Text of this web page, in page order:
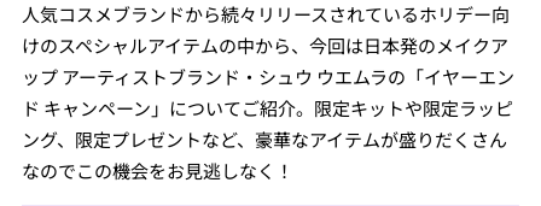
人気コスメブランドから続々リリースされているホリデー向
けのスペシャルアイテムの中から、今回は日本発のメイクア
ップ アーティストブランド・シュウ ウエムラの「イヤーエン
ド キャンペーン」についてご紹介。限定キットや限定ラッピ
ング、限定プレゼントなど、豪華なアイテムが盛りだくさん
なのでこの機会をお見逃しなく！